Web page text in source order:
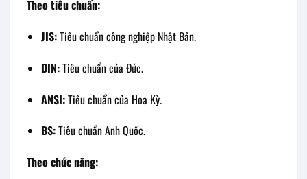
Theo tiêu chuẩn:
JIS:Tiêu chuẩn công nghiệp Nhật Bản.
DIN:Tiêu chuẩn của Đức.
ANSI:Tiêu chuẩn của Hoa Kỳ.
BS:Tiêu chuẩn Anh Quốc.
Theo chức năng: